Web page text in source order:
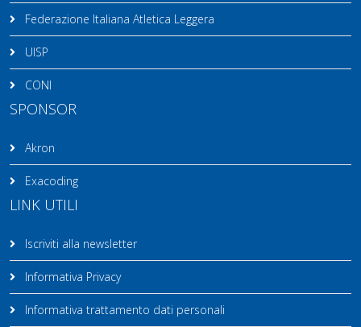
Federazione Italiana Atletica Leggera
UISP
CONI
SPONSOR
Akron
Exacoding
LINK UTILI
Iscriviti alla newsletter
Informativa Privacy
Informativa trattamento dati personali